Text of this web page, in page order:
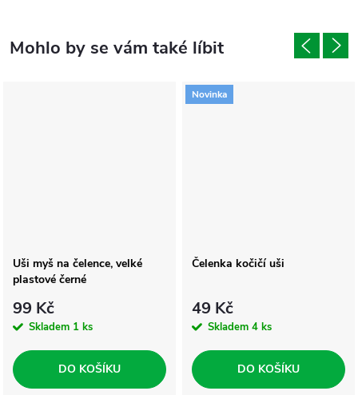
Uši myš na čelence, velké
plastové černé
99 Kč
Skladem 1 ks
DO KOŠÍKU
Novinka
Čelenka kočičí uši
49 Kč
Skladem 4 ks
DO KOŠÍKU